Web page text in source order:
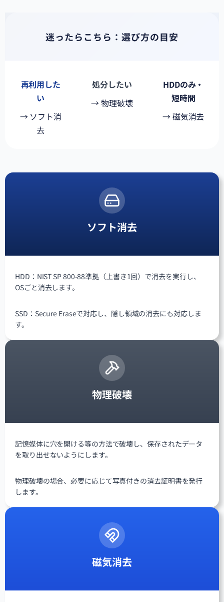
迷ったらこちら：選び方の目安
再利用した
い
→ ソフト消
去
処分したい
→ 物理破壊
HDDのみ・
短時間
→ 磁気消去
ソフト消去
HDD：NIST SP 800-88準拠（上書き1回）で消去を実行し、
OSごと消去します。
SSD：Secure Eraseで対応し、隠し領域の消去にも対応しま
す。
物理破壊
記憶媒体に穴を開ける等の方法で破壊し、保存されたデータ
を取り出せないようにします。
物理破壊の場合、必要に応じて写真付きの消去証明書を発行
します。
磁気消去